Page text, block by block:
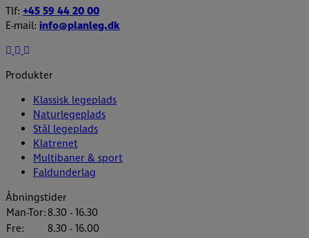
Tlf: +45 59 44 20 00
E-mail: info@planleg.dk
Produkter
Klassisk legeplads
Naturlegeplads
Stål legeplads
Klatrenet
Multibaner & sport
Faldunderlag
Åbningstider
Man-Tor:8.30 - 16.30
Fre:
8.30 - 16.00